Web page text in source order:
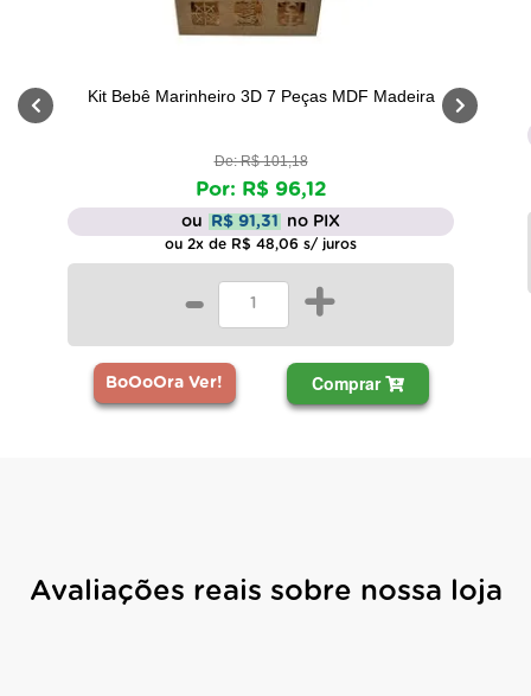
Kit Bebê Marinheiro 3D 7 Peças MDF Madeira
De: R$ 101,18
Por: R$ 96,12
ou R$ 91,31 no PIX
ou 2x de R$ 48,06 s/ juros
- +
BoOoOra Ver! Comprar
Avaliações reais sobre nossa loja